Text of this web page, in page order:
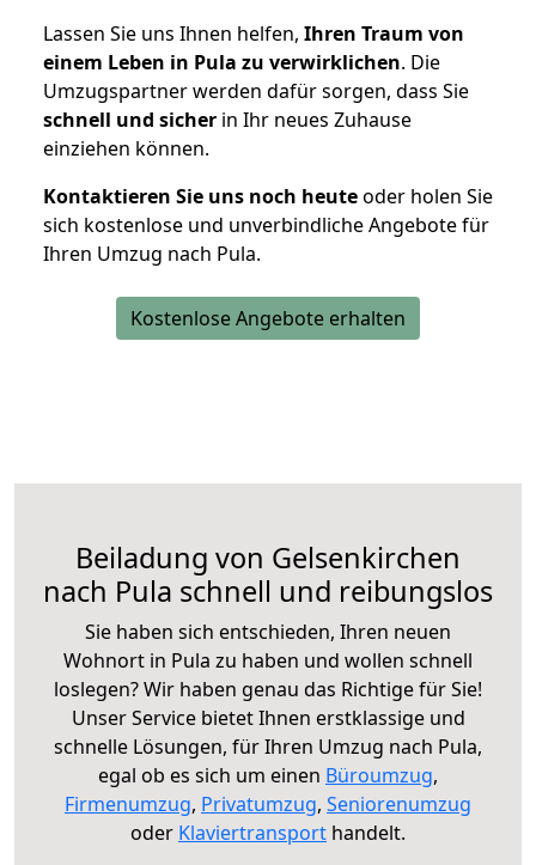
Lassen Sie uns Ihnen helfen, Ihren Traum von
einem Leben in Pula zu verwirklichen. Die
Umzugspartner werden dafür sorgen, dass Sie
schnell und sicher in Ihr neues Zuhause
einziehen können.
Kontaktieren Sie uns noch heuteoder holen Sie
sich kostenlose und unverbindliche Angebote für
Ihren Umzug nach Pula.
Kostenlose Angebote erhalten
Beiladung von Gelsenkirchen
nach Pula schnell und reibungslos
Sie haben sich entschieden, Ihren neuen
Wohnort in Pula zu haben und wollen schnell
loslegen? Wir haben genau das Richtige für Sie!
Unser Service bietet Ihnen erstklassige und
schnelle Lösungen, für Ihren Umzug nach Pula,
egal ob es sich um einen Büroumzug,
Firmenumzug, Privatumzug, Seniorenumzug
oder Klaviertransport handelt.